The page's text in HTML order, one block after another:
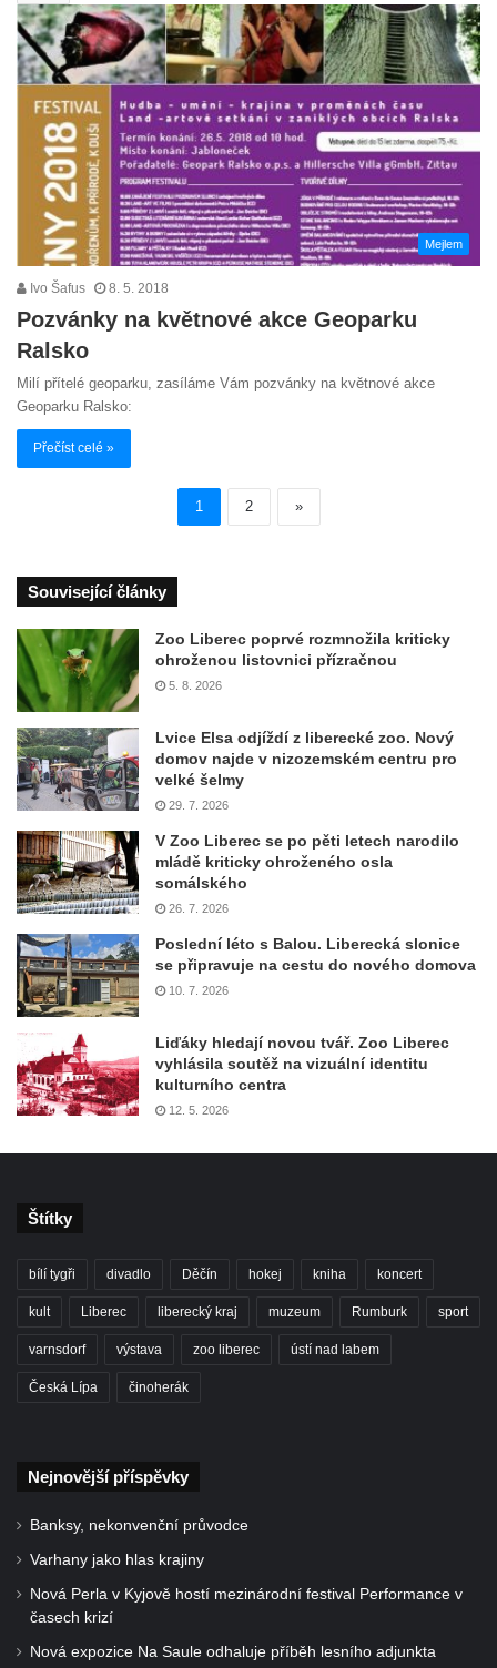
Mejlem
Ivo Šafus 8. 5. 2018
Pozvánky na květnové akce Geoparku
Ralsko
Milí přítelé geoparku, zasíláme Vám pozvánky na květnové akce
Geoparku Ralsko:
Přečíst celé »
1 2 »
Související články
Zoo Liberec poprvé rozmnožila kriticky
ohroženou listovnici přízračnou
5. 8. 2026
Lvice Elsa odjíždí z liberecké zoo. Nový
domov najde v nizozemském centru pro
velké šelmy
29. 7. 2026
V Zoo Liberec se po pěti letech narodilo
mládě kriticky ohroženého osla
somálského
26. 7. 2026
Poslední léto s Balou. Liberecká slonice
se připravuje na cestu do nového domova
10. 7. 2026
Liďáky hledají novou tvář. Zoo Liberec
vyhlásila soutěž na vizuální identitu
kulturního centra
12. 5. 2026
Štítky
bílí tygři divadlo Děčín hokej kniha koncert
kult Liberec liberecký kraj muzeum Rumburk sport
varnsdorf výstava zoo liberec ústí nad labem
Česká Lípa činoherák
Nejnovější příspěvky
Banksy, nekonvenční průvodce
Varhany jako hlas krajiny
Nová Perla v Kyjově hostí mezinárodní festival Performance v
časech krizí
Nová expozice Na Saule odhaluje příběh lesního adjunkta